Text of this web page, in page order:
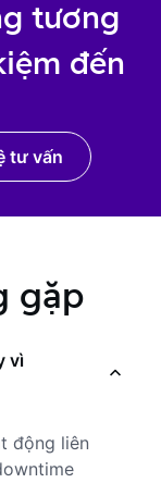
tương
đến
tư vấn
gặp
vì
động liên